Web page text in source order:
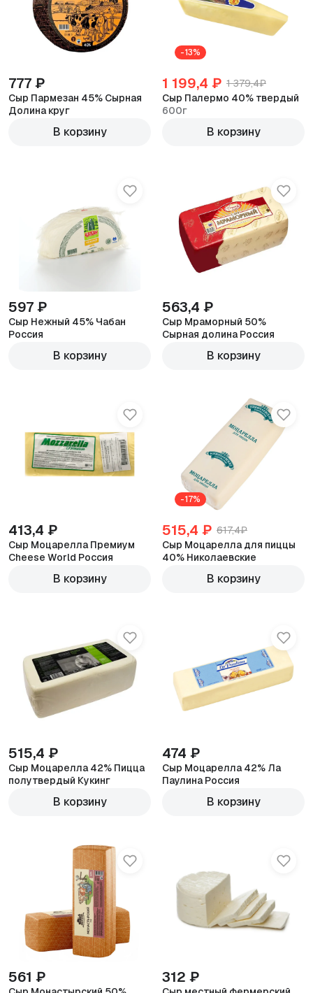
777 ₽
Сыр Пармезан 45% Сырная
Долина круг
В корзину
-13%
1 199,4 ₽ 1 379,4₽
Сыр Палермо 40% твердый
600г
В корзину
597 ₽
Сыр Нежный 45% Чабан
Россия
В корзину
563,4 ₽
Сыр Мраморный 50%
Сырная долина Россия
В корзину
413,4 ₽
Сыр Моцарелла Премиум
Cheese World Россия
В корзину
-17%
515,4 ₽ 617,4₽
Сыр Моцарелла для пиццы
40% Николаевские
В корзину
515,4 ₽
Сыр Моцарелла 42% Пицца
полутвердый Кукинг
В корзину
474 ₽
Сыр Моцарелла 42% Ла
Паулина Россия
В корзину
561 ₽ 312 ₽